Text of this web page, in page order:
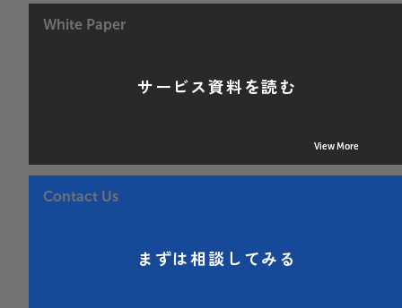
White Paper
サービス資料を読む
View More
Contact Us
まずは相談してみる